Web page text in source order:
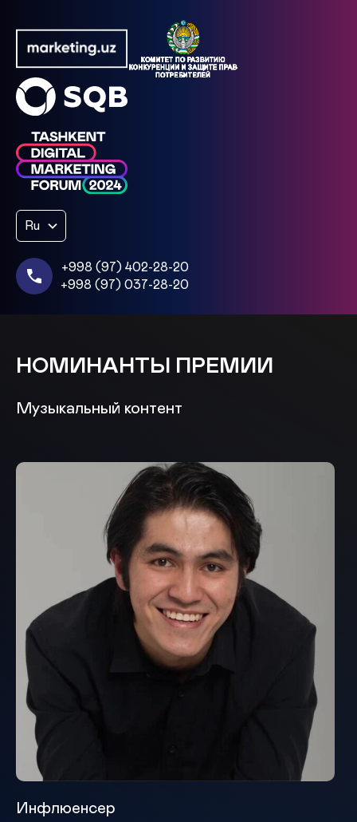
Ru
+998 (97) 402-28-20
+998 (97) 037-28-20
НОМИНАНТЫ ПРЕМИИ
Музыкальный контент
Инфлюенсер